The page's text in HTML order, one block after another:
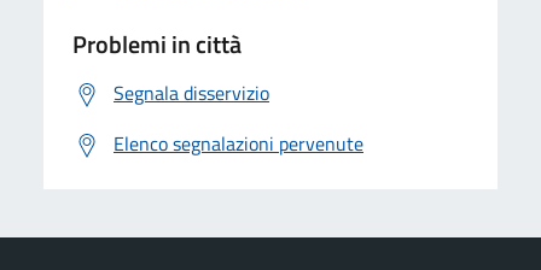
Problemi in città
Segnala disservizio
Elenco segnalazioni pervenute